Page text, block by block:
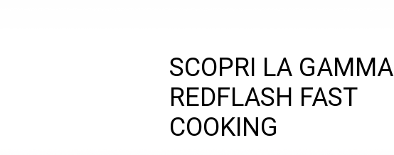
SCOPRI LA GAMMA
REDFLASH FAST
COOKING